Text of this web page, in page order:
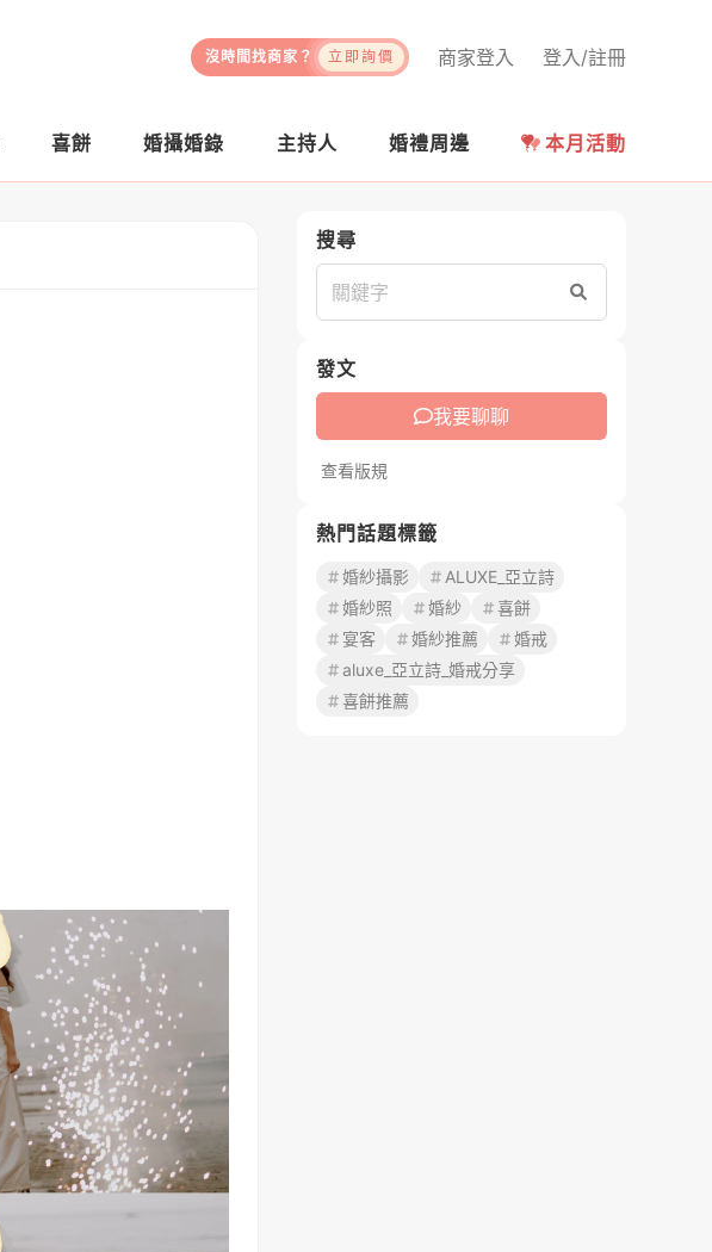
登入/註冊
商家登入
沒時間找商家？ 立即詢價
喜餅 婚攝婚錄 主持人 婚禮周邊 本月活動
搜尋
搜尋
發文
我要聊聊
查看版規
熱門話題標籤
婚紗攝影
ALUXE_亞立詩
婚紗照
婚紗
喜餅
宴客
婚紗推薦
婚戒
aluxe_亞立詩_婚戒分享
喜餅推薦